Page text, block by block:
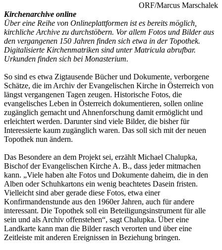
ORF/Marcus Marschalek
Kirchenarchive online
Über eine Reihe von Onlineplattformen ist es bereits möglich,
kirchliche Archive zu durchstöbern. Vor allem Fotos und Bilder aus
den vergangenen 150 Jahren finden sich etwa in der Topothek.
Digitalisierte Kirchenmatriken sind unter Matricula abrufbar.
Urkunden finden sich bei Monasterium.
So sind es etwa Zigtausende Bücher und Dokumente, verborgene
Schätze, die im Archiv der Evangelischen Kirche in Österreich von
längst vergangenen Tagen zeugen. Historische Fotos, die
evangelisches Leben in Österreich dokumentieren, sollen online
zugänglich gemacht und Ahnenforschung damit ermöglicht und
erleichtert werden. Darunter sind viele Bilder, die bisher für
Interessierte kaum zugänglich waren. Das soll sich mit der neuen
Topothek nun ändern.
Das Besondere an dem Projekt sei, erzählt Michael Chalupka,
Bischof der Evangelischen Kirche A. B., dass jeder mitmachen
kann. „Viele haben alte Fotos und Dokumente daheim, die in den
Alben oder Schuhkartons ein wenig beachtetes Dasein fristen.
Vielleicht sind aber gerade diese Fotos, etwa einer
Konfirmandenstunde aus den 1960er Jahren, auch für andere
interessant. Die Topothek soll ein Beteiligungsinstrument für alle
sein und als Archiv offenstehen“, sagt Chalupka. Über eine
Landkarte kann man die Bilder rasch verorten und über eine
Zeitleiste mit anderen Ereignissen in Beziehung bringen.